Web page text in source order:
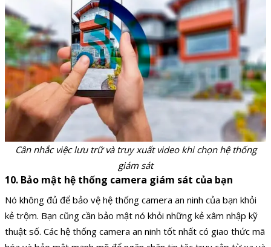
Cân nhắc việc lưu trữ và truy xuất video khi chọn hệ thống
giám sát
10. Bảo mật hệ thống camera giám sát của bạn
Nó không đủ để bảo vệ hệ thống camera an ninh của bạn khỏi
kẻ trộm. Bạn cũng cần bảo mật nó khỏi những kẻ xâm nhập kỹ
thuật số. Các hệ thống camera an ninh tốt nhất có giao thức mã